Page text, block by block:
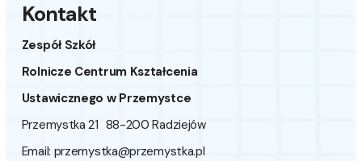
Kontakt
Zespół Szkół
Rolnicze Centrum Kształcenia
Ustawicznego w Przemystce
Przemystka 21 88-200 Radziejów
Email: przemystka@przemystka.pl